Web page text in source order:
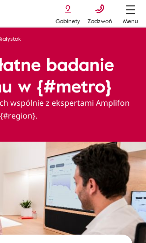
Gabinety Zadzwoń
Menu
badanie
w {#metro}
wspólnie z ekspertami Amplifon